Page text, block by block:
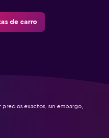
de carro
exactos, sin embargo,